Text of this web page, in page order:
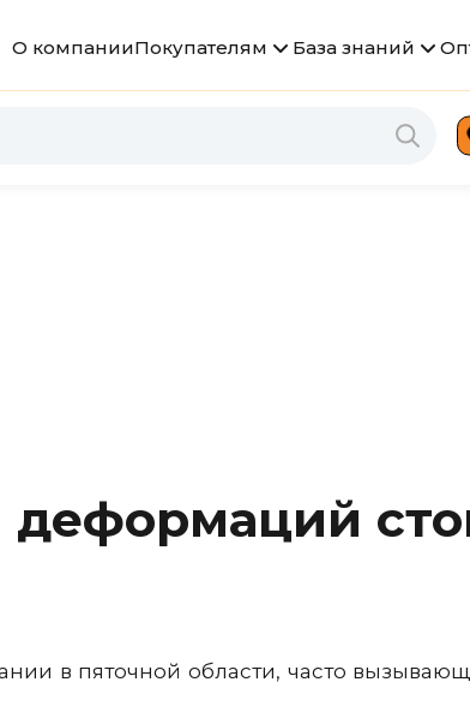
О компанииПокупателям База знаний
в пяточной области, часто